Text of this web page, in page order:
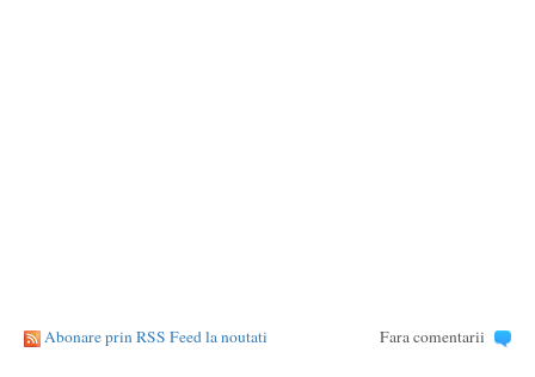
Abonare prin RSS Feed la noutati Fara comentarii